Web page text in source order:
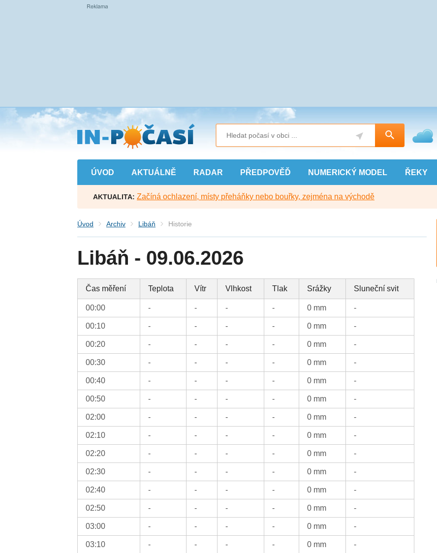
Přejít
na
hlavní
obsah
ÚVOD AKTUÁLNĚ RADAR PŘEDPOVĚĎ NUMERICKÝ MODEL ŘEKY
AKTUALITA: Začíná ochlazení, místy přeháňky nebo bouřky, zejména na východě
Úvod Archiv Libáň Historie
Libáň - 09.06.2026
Čas měření Teplota Vítr Vlhkost Tlak Srážky Sluneční svit
00:00 - - - - 0 mm -
00:10 - - - - 0 mm -
00:20 - - - - 0 mm -
00:30 - - - - 0 mm -
00:40 - - - - 0 mm -
00:50 - - - - 0 mm -
02:00 - - - - 0 mm -
02:10 - - - - 0 mm -
02:20 - - - - 0 mm -
02:30 - - - - 0 mm -
02:40 - - - - 0 mm -
02:50 - - - - 0 mm -
03:00 - - - - 0 mm -
03:10 - - - - 0 mm -